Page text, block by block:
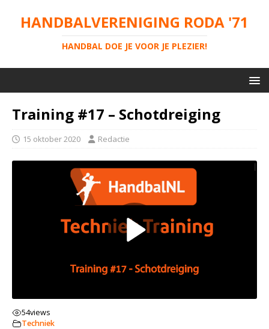
HANDBALVERENIGING RODA '71
HANDBAL DOE JE VOOR JE PLEZIER!
Training #17 – Schotdreiging
15 oktober 2020 Redactie
54views
Techniek